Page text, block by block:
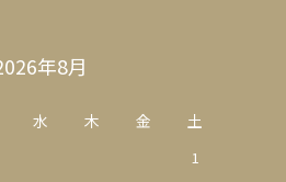
年8月
水 木 金 土
1